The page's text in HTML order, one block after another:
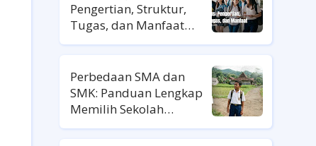
Pengertian, Struktur,
Tugas, dan Manfaat
untuk Mahasiswa
Perbedaan SMA dan
SMK: Panduan Lengkap
Memilih Sekolah
Lanjutan